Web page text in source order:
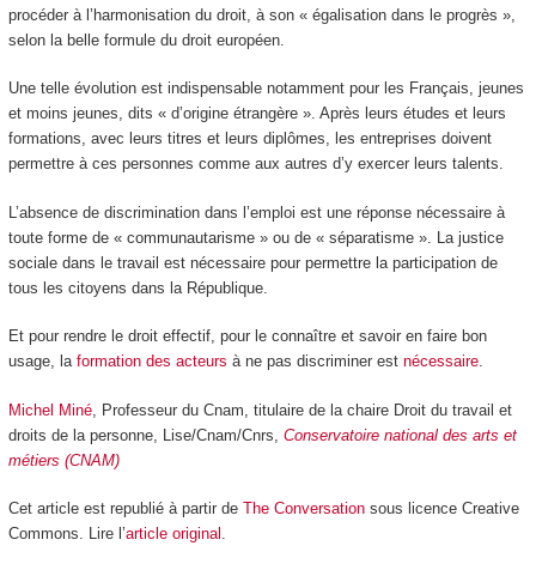
procéder à l’harmonisation du droit, à son « égalisation dans le progrès »,
selon la belle formule du droit européen.
Une telle évolution est indispensable notamment pour les Français, jeunes
et moins jeunes, dits « d’origine étrangère ». Après leurs études et leurs
formations, avec leurs titres et leurs diplômes, les entreprises doivent
permettre à ces personnes comme aux autres d’y exercer leurs talents.
L’absence de discrimination dans l’emploi est une réponse nécessaire à
toute forme de « communautarisme » ou de « séparatisme ». La justice
sociale dans le travail est nécessaire pour permettre la participation de
tous les citoyens dans la République.
Et pour rendre le droit effectif, pour le connaître et savoir en faire bon
usage, la formation des acteurs à ne pas discriminer est nécessaire.
Michel Miné, Professeur du Cnam, titulaire de la chaire Droit du travail et
droits de la personne, Lise/Cnam/Cnrs, Conservatoire national des arts et
métiers (CNAM)
Cet article est republié à partir de The Conversationsous licence Creative
Commons. Lire l’article original .